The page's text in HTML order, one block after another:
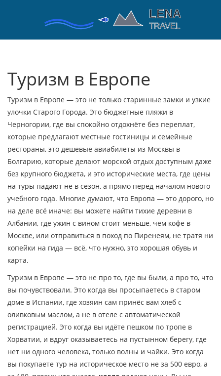
Туризм в Европе
Туризм в Европе — это не только старинные замки и узкие
улочки Старого Города. Это бюджетные пляжи в
Черногории, где вы спокойно отдохнёте без переплат,
которые предлагают местные гостиницы и семейные
рестораны, это дешёвые авиабилеты из Москвы в
Болгарию, которые делают морской отдых доступным даже
без крупного бюджета, и это исторические места, где цены
на туры падают не в сезон, а прямо перед началом нового
учебного года. Многие думают, что Европа — это дорого, но
на деле всё иначе: вы можете найти тихие деревни в
Албании, где ужин с вином стоит меньше, чем кофе в
Москве, или отправиться в поход по Пиренеям, не тратя ни
копейки на гида — всё, что нужно, это хорошая обувь и
карта.
Туризм в Европе — это не про то, где вы были, а про то, что
вы почувствовали. Это когда вы просыпаетесь в старом
доме в Испании, где хозяин сам принёс вам хлеб с
оливковым маслом, а не в отеле с автоматической
регистрацией. Это когда вы идёте пешком по тропе в
Хорватии, и вдруг оказываетесь на пустынном берегу, где
нет ни одного человека, только волны и чайки. Это когда
вы покупаете тур на историческое место не за 500 евро, а